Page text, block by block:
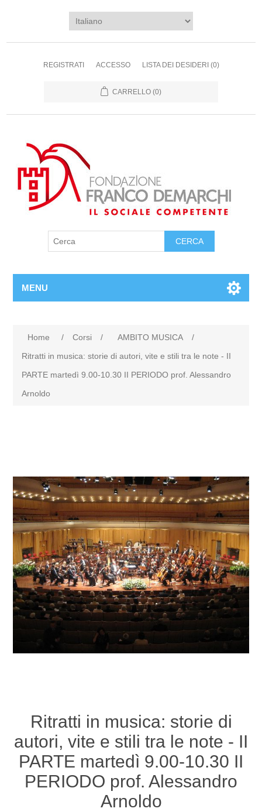
REGISTRATI ACCESSO LISTA DEI DESIDERI (0)
CARRELLO (0)
CERCA
MENU
Home / Corsi / AMBITO MUSICA
/
Ritratti in musica: storie di autori, vite e stili tra le note - II
PARTE martedì 9.00-10.30 II PERIODO prof. Alessandro
Arnoldo
Ritratti in musica: storie di
autori, vite e stili tra le note - II
PARTE martedì 9.00-10.30 II
PERIODO prof. Alessandro
Arnoldo